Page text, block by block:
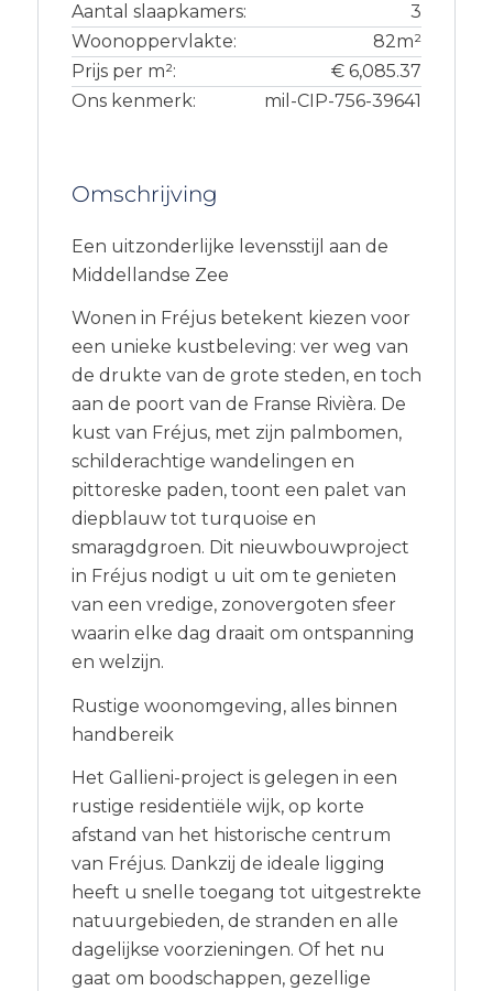
Aantal slaapkamers:
3
Woonoppervlakte:
82m²
Prijs per m²:
€ 6,085.37
Ons kenmerk:
mil-CIP-756-39641
Omschrijving
Een uitzonderlijke levensstijl aan de
Middellandse Zee
Wonen in Fréjus betekent kiezen voor
een unieke kustbeleving: ver weg van
de drukte van de grote steden, en toch
aan de poort van de Franse Rivièra. De
kust van Fréjus, met zijn palmbomen,
schilderachtige wandelingen en
pittoreske paden, toont een palet van
diepblauw tot turquoise en
smaragdgroen. Dit nieuwbouwproject
in Fréjus nodigt u uit om te genieten
van een vredige, zonovergoten sfeer
waarin elke dag draait om ontspanning
en welzijn.
Rustige woonomgeving, alles binnen
handbereik
Het Gallieni-project is gelegen in een
rustige residentiële wijk, op korte
afstand van het historische centrum
van Fréjus. Dankzij de ideale ligging
heeft u snelle toegang tot uitgestrekte
natuurgebieden, de stranden en alle
dagelijkse voorzieningen. Of het nu
gaat om boodschappen, gezellige